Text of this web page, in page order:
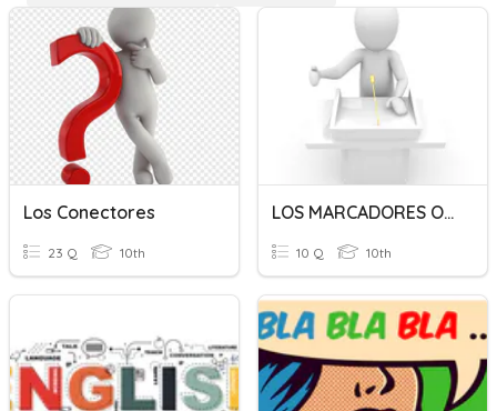
Los Conectores
23 Q 10th
LOS MARCADORES O CONECTORES DEL DISCURSO (I). 4ºESO
10 Q 10th